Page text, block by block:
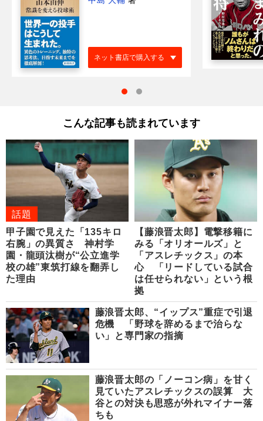
ネット書店で購入する
こんな記事も読まれています
話題
甲子園で見えた「135キロ
右腕」の異質さ 神村学
園・龍頭汰樹が“公立進学
校の雄”東筑打線を翻弄し
た理由
【藤浪晋太郎】電撃移籍に
みる「オリオールズ」と
「アスレチックス」の本
心 「リードしている試合
は任せられない」という根
拠
藤浪晋太郎、“イップス”重症で引退
危機 「野球を辞めるまで治らな
い」と専門家の指摘
藤浪晋太郎の「ノーコン病」を甘く
見ていたアスレチックスの誤算 大
谷との対決も思惑が外れマイナー落
ちも